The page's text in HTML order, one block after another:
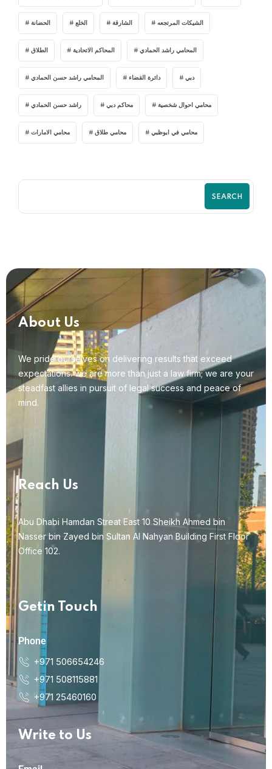
الحضانة الخلع الشارقة الشيكات المرتجعه
الطلاق المحاكم الاتحادية المحامي راشد الحمادي
المحامي راشد حسن الحمادي دائرة القضاء دبي
راشد حسن الحمادي محاكم دبي محامي احوال شخصية
محامي الامارات محامي طلاق محامي في ابوظبي
SEARCH
About Us
We pride ourselves on delivering results that exceed
expectations. we are more than just a law firm; we are your
steadfast allies in pursuit of legal success and peace of
mind.
Reach Us
Abu Dhabi Hamdan Streat East 10 Sheikh Ahmed bin
Nasser bin Zayed bin Sultan Al Nahyan Building First Floor
Office 102.
Getin Touch
Phone
+971 506654246
+971 508115881
+971 25460160
Write to Us